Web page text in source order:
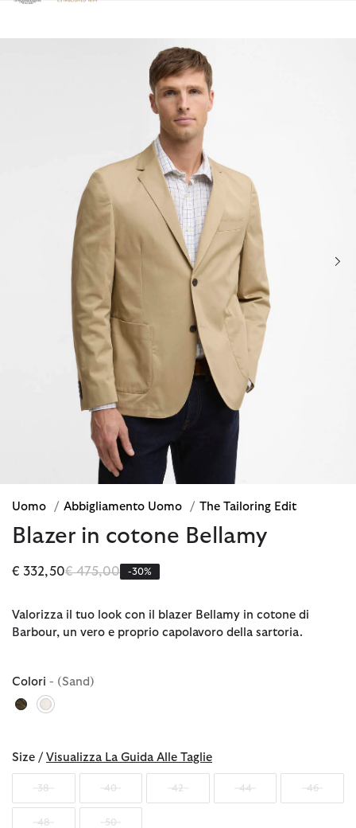
Clicca per visualizzare la nostra Dichiarazione di Accessibilità
Uomo / Abbigliamento Uomo / The Tailoring Edit
Blazer in cotone Bellamy
€ 332,50Prezzo ridotto da
€ 475,00a -30%
Valorizza il tuo look con il blazer Bellamy in cotone di
Barbour, un vero e proprio capolavoro della sartoria.
Colori - (Sand)
Size / Visualizza La Guida Alle Taglie
38 40 42 44 46
48 50